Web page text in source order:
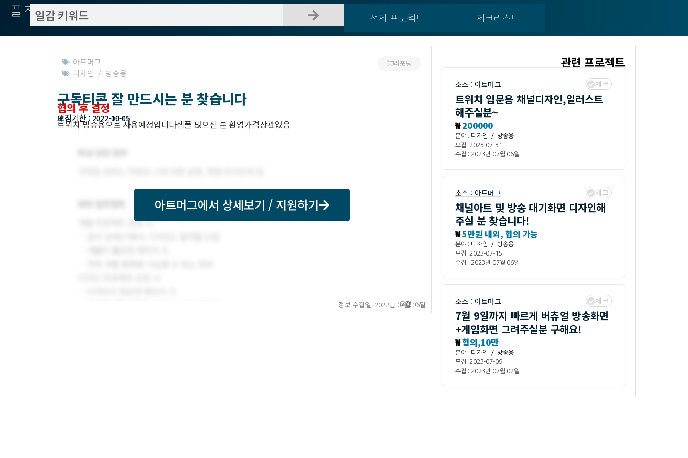
플젝서치 전체 프로젝트 체크리스트
아트머그
디자인 / 방송용
리포팅
구독티콘 잘 만드시는 분 찾습니다
협의 후 결정
모집기한 : 2022-09-15
예상기간 : 2022-10-01
트위치 방송용으로 사용예정입니다샘플 많으신 분 환영가격상관없음
아트머그에서 상세보기 / 지원하기
정보 수집일: 2022년 02월 26일
오전 7:42
관련 프로젝트
소스 : 아트머그 체크
트위치 입문용 채널디자인,일러스트
해주실분~
₩200000
분야 : 디자인 / 방송용
모집: 2023-07-31
수집 : 2023년 07월 06일
소스 : 아트머그 체크
채널아트 및 방송 대기화면 디자인해
주실 분 찾습니다!
₩5만원 내외, 협의 가능
분야 : 디자인 / 방송용
모집: 2023-07-15
수집 : 2023년 07월 06일
소스 : 아트머그 체크
7월 9일까지 빠르게 버츄얼 방송화면
+게임화면 그려주실분 구해요!
₩협의,10만
분야 : 디자인 / 방송용
모집: 2023-07-09
수집 : 2023년 07월 02일